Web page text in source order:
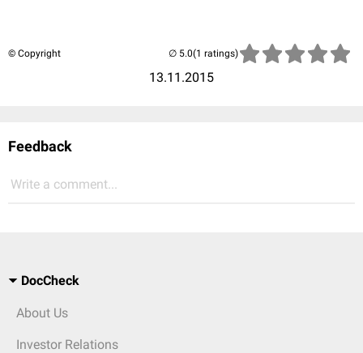
© Copyright
13.11.2015
(1 ratings)
Feedback
Write a comment...
DocCheck
About Us
Investor Relations